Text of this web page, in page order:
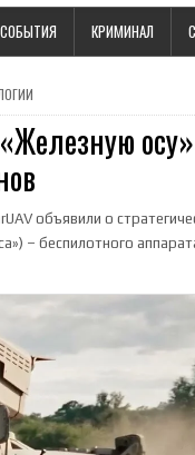
СОБЫТИЯ КРИМИНАЛ
IN
объявили о
– беспилотного